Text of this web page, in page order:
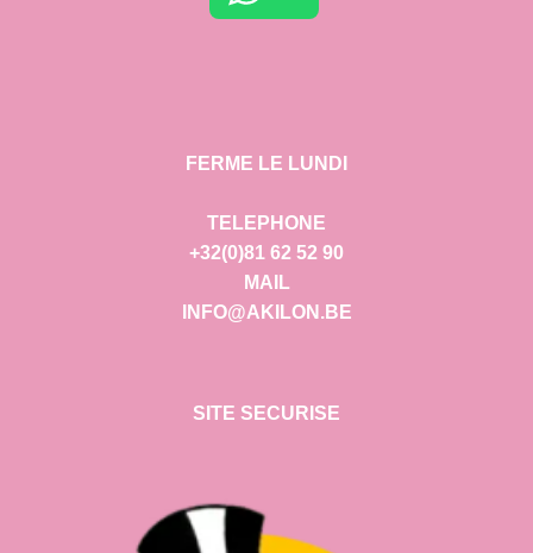
FERME LE LUNDI
TELEPHONE
+32(0)81 62 52 90
MAIL
INFO@AKILON.BE
SITE SECURISE